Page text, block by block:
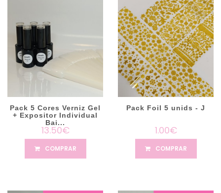
Pack 5 Cores Verniz Gel
+ Expositor Individual
Bai...
13.50€
COMPRAR
Pack Foil 5 unids - J
1.00€
COMPRAR